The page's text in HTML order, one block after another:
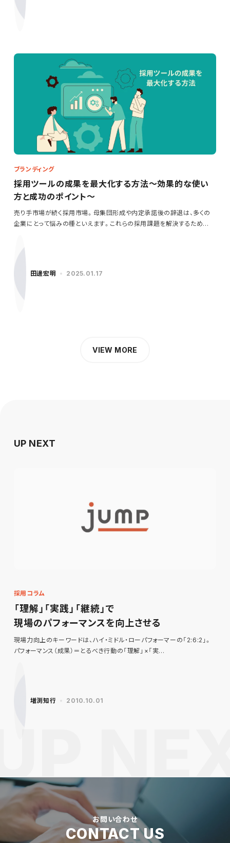
ブランディング
採用ツールの成果を最大化する方法～効果的な使い
方と成功のポイント～
売り手市場が続く採用市場。母集団形成や内定承諾後の辞退は、多くの
企業にとって悩みの種といえます。これらの採用課題を解決するため
田邊宏明 2025.01.17
VIEW MORE
UP NEXT
採用コラム
「理解」「実践」「継続」で
現場のパフォーマンスを向上させる
現場力向上のキーワードは、ハイ・ミドル・ローパフォーマーの「2:6:2」。
パフォーマンス（成果）＝とるべき行動の「理解」×「実…
増渕知行 2010.10.01
お問い合わせ
CONTACT US